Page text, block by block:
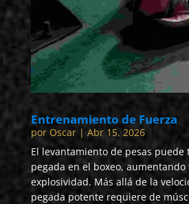
Entrenamiento de Fuerza
por Oscar| Abr 15, 2026
El levantamiento de pesas
pegada en el boxeo,
explosividad. Más allá de la
pegada potente requiere de